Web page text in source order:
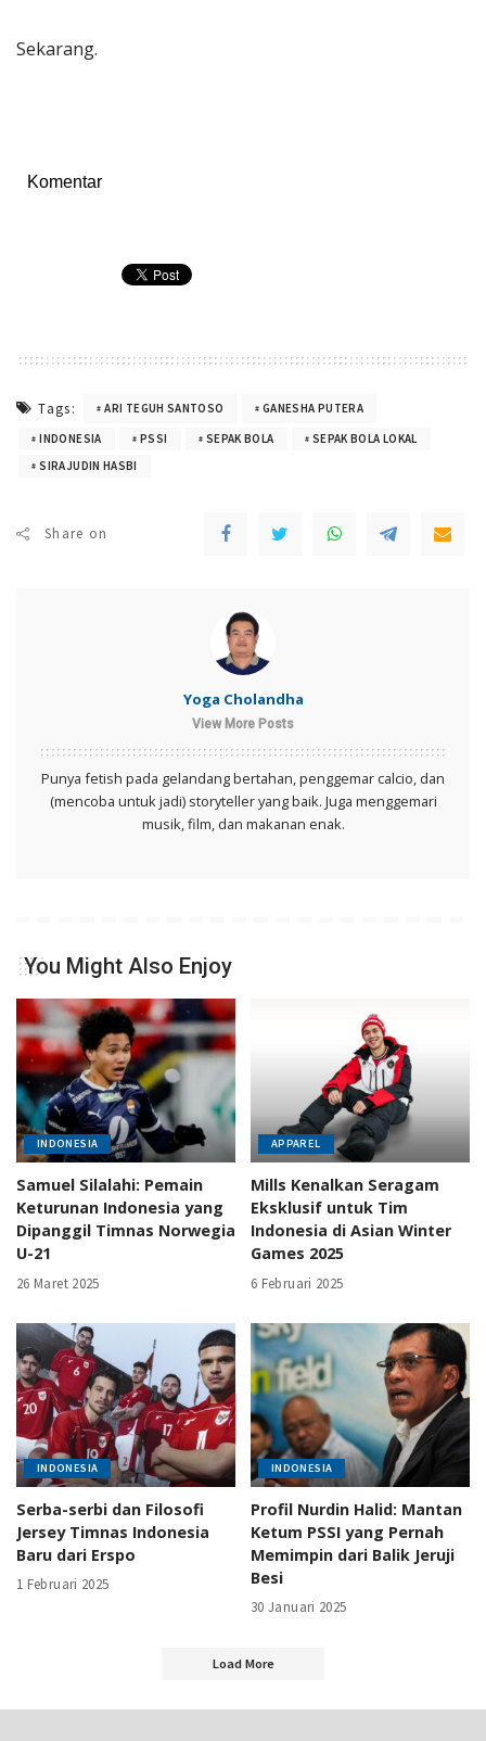
Sekarang.
Komentar
Tags: ARI TEGUH SANTOSO
GANESHA PUTERA
INDONESIA
PSSI SEPAK BOLA
SEPAK BOLA LOKAL
SIRAJUDIN HASBI
Share on
Yoga Cholandha
View More Posts
Punya fetish pada gelandang bertahan, penggemar calcio, dan
(mencoba untuk jadi) storyteller yang baik. Juga menggemari
musik, film, dan makanan enak.
You Might Also Enjoy
INDONESIA
Samuel Silalahi: Pemain
Keturunan Indonesia yang
Dipanggil Timnas Norwegia
U-21
26 Maret 2025
APPAREL
Mills Kenalkan Seragam
Eksklusif untuk Tim
Indonesia di Asian Winter
Games 2025
6 Februari 2025
INDONESIA
Serba-serbi dan Filosofi
Jersey Timnas Indonesia
Baru dari Erspo
1 Februari 2025
INDONESIA
Profil Nurdin Halid: Mantan
Ketum PSSI yang Pernah
Memimpin dari Balik Jeruji
Besi
30 Januari 2025
Load More